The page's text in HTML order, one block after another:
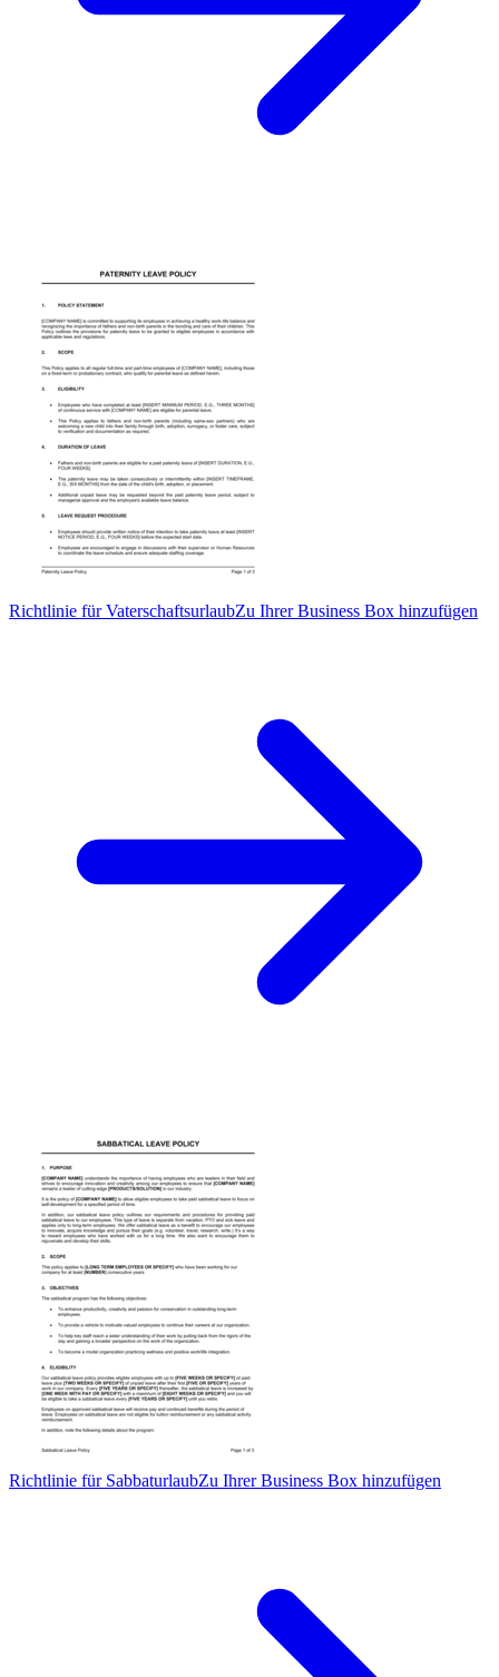
Richtlinie für VaterschaftsurlaubZu Ihrer Business Box hinzufügen
Richtlinie für SabbaturlaubZu Ihrer Business Box hinzufügen